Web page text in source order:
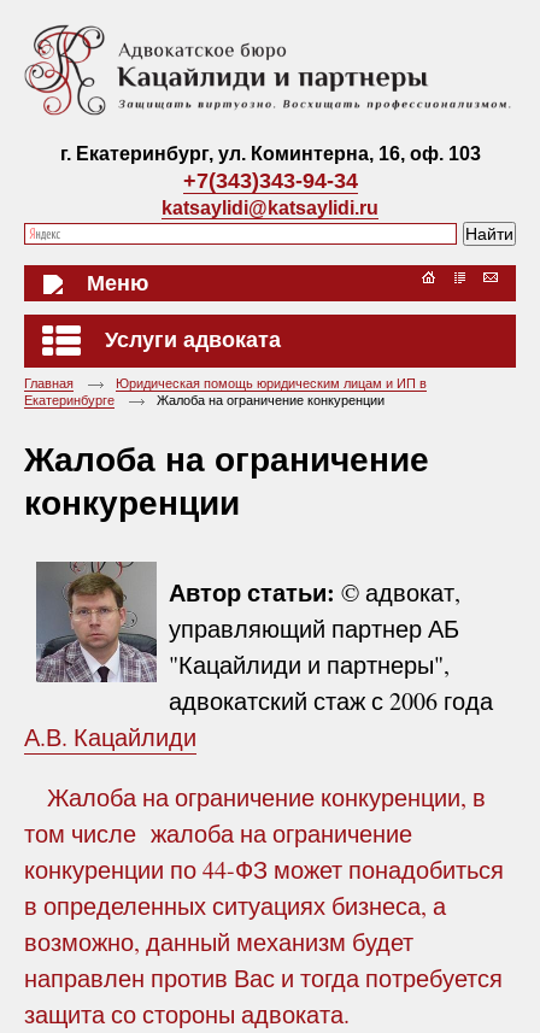
г. Екатеринбург, ул. Коминтерна, 16, оф. 103
+7(343)343-94-34
katsaylidi@katsaylidi.ru
Меню
Услуги адвоката
Главная
Юридическая помощь юридическим лицам и ИП в
Екатеринбурге
Жалоба на ограничение конкуренции
Жалоба на ограничение
конкуренции
Автор статьи: © адвокат,
управляющий партнер АБ
"Кацайлиди и партнеры",
адвокатский стаж с 2006 года
А.В. Кацайлиди
Жалоба на ограничение конкуренции, в
том числе жалоба на ограничение
конкуренции по 44-ФЗ может понадобиться
в определенных ситуациях бизнеса, а
возможно, данный механизм будет
направлен против Вас и тогда потребуется
защита со стороны адвоката.